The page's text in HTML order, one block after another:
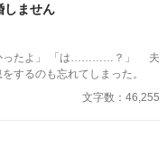
しません
？」 夫
するのも忘れてしまった。
文字数：46,255